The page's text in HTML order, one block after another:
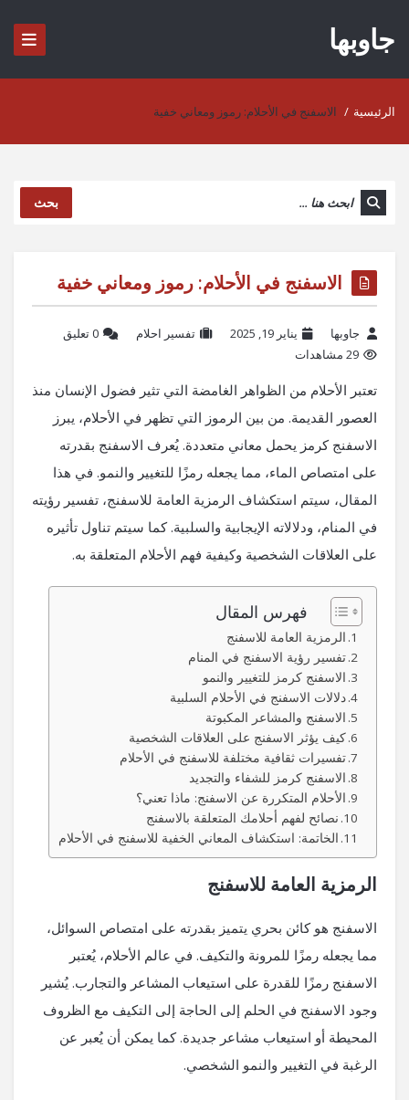
جاوبها
الرئيسية / الاسفنج في الأحلام: رموز ومعاني خفية
بحث
الاسفنج في الأحلام: رموز ومعاني خفية
جاوبها يناير 19, 2025 تفسير احلام
‫0 تعليق
29 مشاهدات
تعتبر الأحلام من الظواهر الغامضة التي تثير فضول الإنسان منذ
العصور القديمة. من بين الرموز التي تظهر في الأحلام، يبرز
الاسفنج كرمز يحمل معاني متعددة. يُعرف الاسفنج بقدرته
على امتصاص الماء، مما يجعله رمزًا للتغيير والنمو. في هذا
المقال، سيتم استكشاف الرمزية العامة للاسفنج، تفسير رؤيته
في المنام، ودلالاته الإيجابية والسلبية. كما سيتم تناول تأثيره
على العلاقات الشخصية وكيفية فهم الأحلام المتعلقة به.
فهرس المقال
الرمزية العامة للاسفنج
تفسير رؤية الاسفنج في المنام
الاسفنج كرمز للتغيير والنمو
دلالات الاسفنج في الأحلام السلبية
الاسفنج والمشاعر المكبوتة
كيف يؤثر الاسفنج على العلاقات الشخصية
تفسيرات ثقافية مختلفة للاسفنج في الأحلام
الاسفنج كرمز للشفاء والتجديد
الأحلام المتكررة عن الاسفنج: ماذا تعني؟
نصائح لفهم أحلامك المتعلقة بالاسفنج
الخاتمة: استكشاف المعاني الخفية للاسفنج في الأحلام
الرمزية العامة للاسفنج
الاسفنج هو كائن بحري يتميز بقدرته على امتصاص السوائل،
مما يجعله رمزًا للمرونة والتكيف. في عالم الأحلام، يُعتبر
الاسفنج رمزًا للقدرة على استيعاب المشاعر والتجارب. يُشير
وجود الاسفنج في الحلم إلى الحاجة إلى التكيف مع الظروف
المحيطة أو استيعاب مشاعر جديدة. كما يمكن أن يُعبر عن
الرغبة في التغيير والنمو الشخصي.